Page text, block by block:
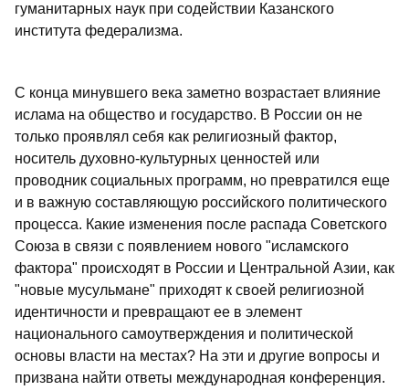
гуманитарных наук при содействии Казанского
института федерализма.
С конца минувшего века заметно возрастает влияние
ислама на общество и государство. В России он не
только проявлял себя как религиозный фактор,
носитель духовно-культурных ценностей или
проводник социальных программ, но превратился еще
и в важную составляющую российского политического
процесса. Какие изменения после распада Советского
Союза в связи с появлением нового "исламского
фактора" происходят в России и Центральной Азии, как
"новые мусульмане" приходят к своей религиозной
идентичности и превращают ее в элемент
национального самоутверждения и политической
основы власти на местах? На эти и другие вопросы и
призвана найти ответы международная конференция.